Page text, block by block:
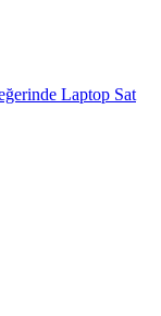
Laptop Sat